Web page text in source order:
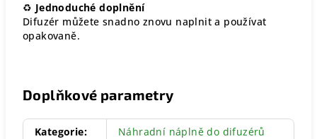
♻ Jednoduché doplnění
Difuzér můžete snadno znovu naplnit a používat
opakovaně.
Doplňkové parametry
Kategorie:
Náhradní náplně do difuzérů